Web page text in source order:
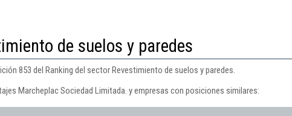
de suelos y paredes
853 del Ranking del sector Revestimiento de suelos y paredes.
Marcheplac Sociedad Limitada. y empresas con posiciones similares: